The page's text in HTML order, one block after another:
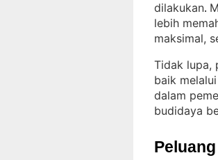
dilakukan.
lebih
maksimal,
Tidak lupa,
baik
dalam
budidaya